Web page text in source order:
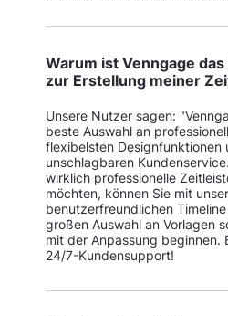
Warum ist Venngage
zur Erstellung meiner
Unsere Nutzer sagen:
beste Auswahl an
flexibelsten Designfunktionen
unschlagbaren
wirklich professionelle
möchten, können Sie mit
benutzerfreundlichen
großen Auswahl an Vorlagen
mit der Anpassung beginnen.
24/7-Kundensupport!